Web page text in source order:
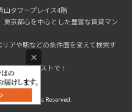
山タワープレイス4階
京都心を中心とした豊富な賃貸マン
アや駅などの条件面を変えて検索す
ントファーストで！
All Rights Reserved.
×